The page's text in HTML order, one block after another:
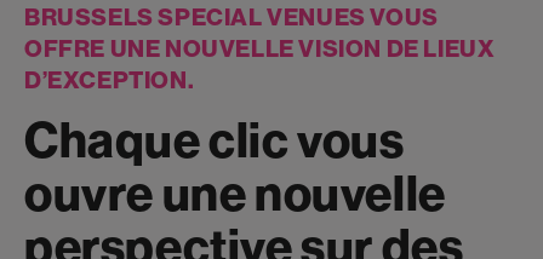
BRUSSELS SPECIAL VENUES VOUS
OFFRE UNE NOUVELLE VISION DE LIEUX
D’EXCEPTION.
Chaque clic vous
ouvre une nouvelle